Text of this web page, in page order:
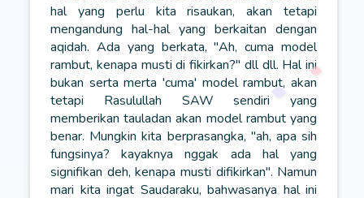
hal yang perlu kita risaukan, akan tetapi
mengandung hal-hal yang berkaitan dengan
aqidah. Ada yang berkata, "Ah, cuma model
rambut, kenapa musti di fikirkan?" dll dll. Hal ini
bukan serta merta 'cuma' model rambut, akan
tetapi Rasulullah SAW sendiri yang
memberikan tauladan akan model rambut yang
benar. Mungkin kita berprasangka, "ah, apa sih
fungsinya? kayaknya nggak ada hal yang
signifikan deh, kenapa musti difikirkan". Namun
mari kita ingat Saudaraku, bahwasanya hal ini